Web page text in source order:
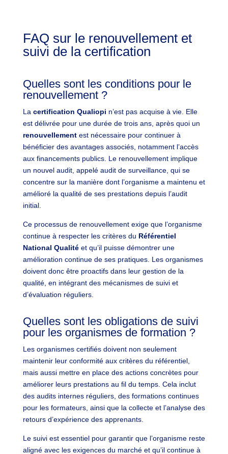
FAQ sur le renouvellement et
suivi de la certification
Quelles sont les conditions pour le
renouvellement ?
La certification Qualiopi n’est pas acquise à vie. Elle
est délivrée pour une durée de trois ans, après quoi un
renouvellementest nécessaire pour continuer à
bénéficier des avantages associés, notamment l’accès
aux financements publics. Le renouvellement implique
un nouvel audit, appelé audit de surveillance, qui se
concentre sur la manière dont l’organisme a maintenu et
amélioré la qualité de ses prestations depuis l’audit
initial.
Ce processus de renouvellement exige que l’organisme
continue à respecter les critères du Référentiel
National Qualitéet qu’il puisse démontrer une
amélioration continue de ses pratiques. Les organismes
doivent donc être proactifs dans leur gestion de la
qualité, en intégrant des mécanismes de suivi et
d’évaluation réguliers.
Quelles sont les obligations de suivi
pour les organismes de formation ?
Les organismes certifiés doivent non seulement
maintenir leur conformité aux critères du référentiel,
mais aussi mettre en place des actions concrètes pour
améliorer leurs prestations au fil du temps. Cela inclut
des audits internes réguliers, des formations continues
pour les formateurs, ainsi que la collecte et l’analyse des
retours d’expérience des apprenants.
Le suivi est essentiel pour garantir que l’organisme reste
aligné avec les exigences du marché et qu’il continue à